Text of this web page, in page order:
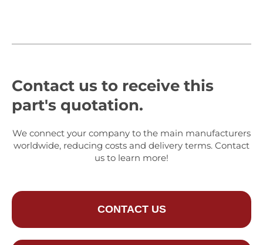
Contact us to receive this
part's quotation.
We connect your company to the main manufacturers
worldwide, reducing costs and delivery terms. Contact
us to learn more!
CONTACT US